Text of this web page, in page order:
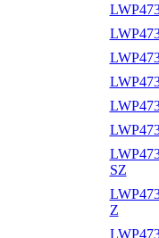
SZ
Z